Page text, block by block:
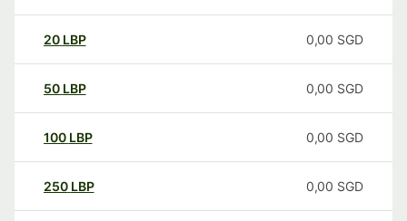
20 LBP 0,00 SGD
50 LBP 0,00 SGD
100 LBP 0,00 SGD
250 LBP 0,00 SGD